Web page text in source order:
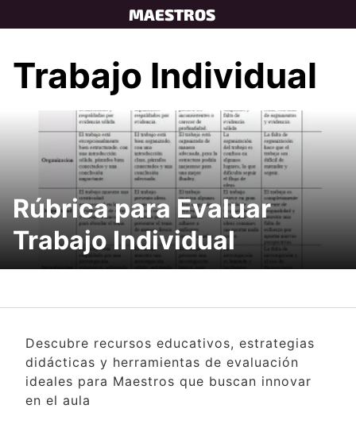
to
MAESTROS
Trabajo Individual
Rúbrica para Evaluar
Trabajo Individual
Descubre recursos educativos, estrategias
didácticas y herramientas de evaluación
ideales para Maestros que buscan innovar
en el aula